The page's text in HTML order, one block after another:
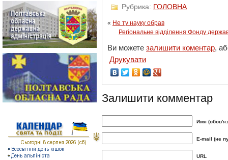
Рубрика: ГОЛОВНА
« Не ту науку обрав
Регіональне відділення Фонду
Ви можете залишити коментар,
Друкувати
Залишити комментар
Имя
E-mail (не
URL